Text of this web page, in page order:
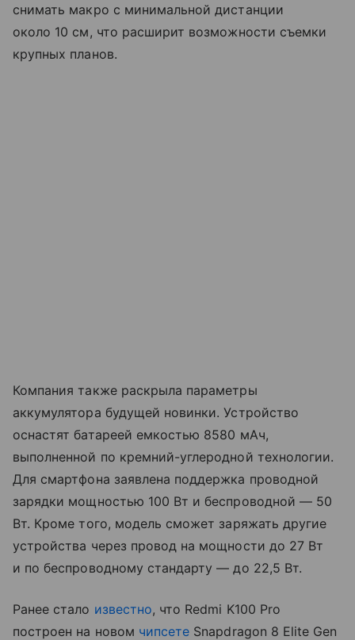
снимать макро с минимальной дистанции
около 10 см, что расширит возможности съемки
крупных планов.
Компания также раскрыла параметры
аккумулятора будущей новинки. Устройство
оснастят батареей емкостью 8580 мАч,
выполненной по кремний-углеродной технологии.
Для смартфона заявлена поддержка проводной
зарядки мощностью 100 Вт и беспроводной — 50
Вт. Кроме того, модель сможет заряжать другие
устройства через провод на мощности до 27 Вт
и по беспроводному стандарту — до 22,5 Вт.
Ранее стало известно, что Redmi K100 Pro
построен на новом чипсете Snapdragon 8 Elite Gen